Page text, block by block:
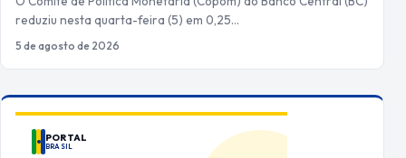
reduziu nesta quarta-feira (5) em 0,25…
5 de agosto de 2026
PORTAL
BRASIL